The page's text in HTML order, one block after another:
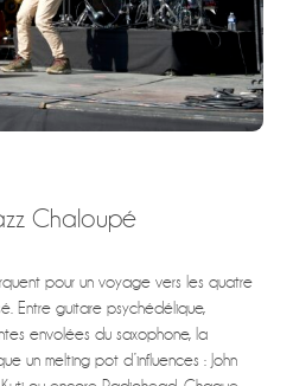
Chaloupé
pour un voyage vers les quatre
Entre guitare psychédélique,
envolées du saxophone, la
un melting pot d’influences : John